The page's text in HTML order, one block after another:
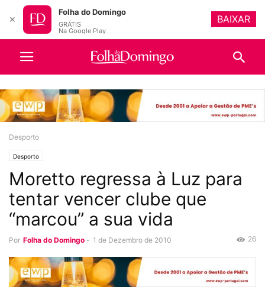
Desporto
Desporto
Moretto regressa à Luz para
tentar vencer clube que
“marcou” a sua vida
Por Folha do Domingo - 1 de Dezembro de 2010 26
✕
Folha do Domingo
GRÁTIS
Na Google Play
BAIXAR